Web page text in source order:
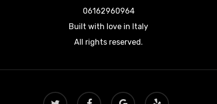
06162960964
Built with love in Italy
All rights reserved.
twitter facebook
google-
yelp